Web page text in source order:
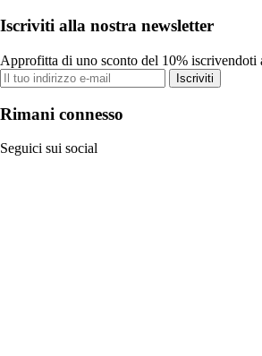
Iscriviti alla nostra newsletter
Approfitta di uno sconto del 10% iscrivendoti
Iscriviti
Rimani connesso
Seguici sui social